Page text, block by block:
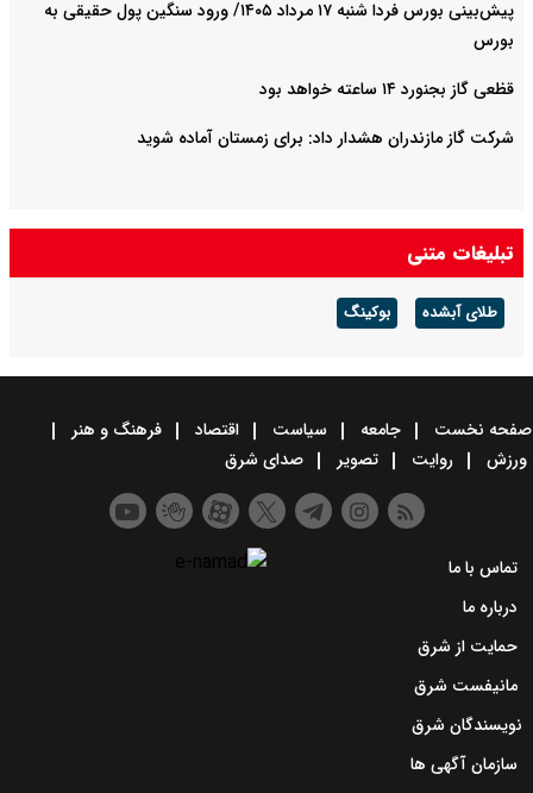
پیش‌بینی بورس فردا شنبه ۱۷ مرداد ۱۴۰۵/ ورود سنگین پول حقیقی به
بورس
قظعی گاز بجنورد ۱۴ ساعته خواهد بود
شرکت گاز مازندران هشدار داد: برای زمستان آماده شوید
تبلیغات متنی
طلای آبشده بوکینگ
صفحه نخست جامعه سیاست اقتصاد
فرهنگ و هنر
ورزش
روایت تصویر صدای شرق
تماس با ما
درباره ما
حمایت از شرق
مانیفست شرق
نویسندگان شرق
سازمان آگهی ها